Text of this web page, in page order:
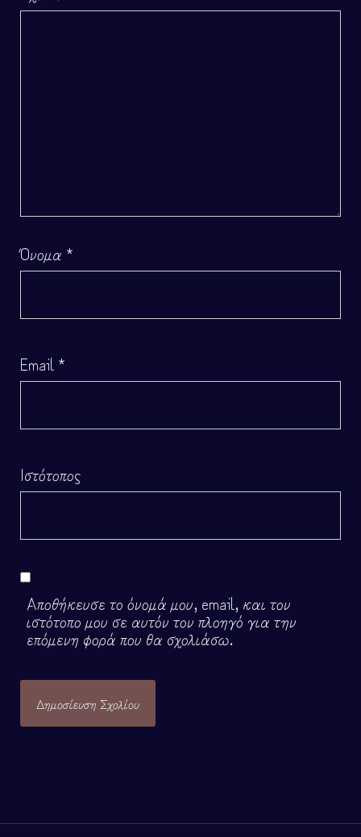
Όνομα *
Email *
Ιστότοπος
Αποθήκευσε το όνομά μου, email, και τον
ιστότοπο μου σε αυτόν τον πλοηγό για την
επόμενη φορά που θα σχολιάσω.